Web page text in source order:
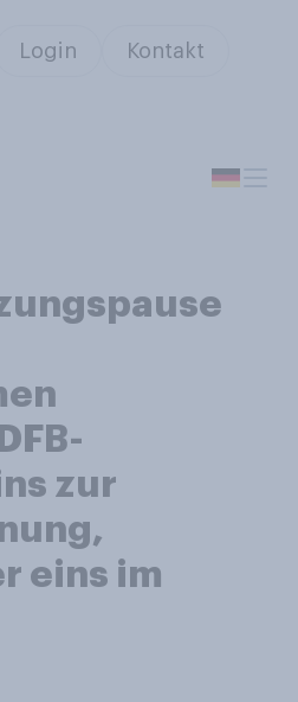
Login Kontakt
zur
eins im